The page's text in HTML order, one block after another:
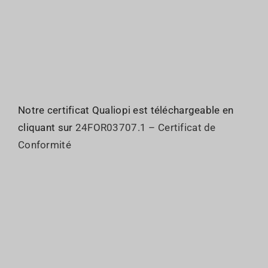
Notre certificat Qualiopi est téléchargeable en
cliquant sur 24FOR03707.1 – Certificat de
Conformité